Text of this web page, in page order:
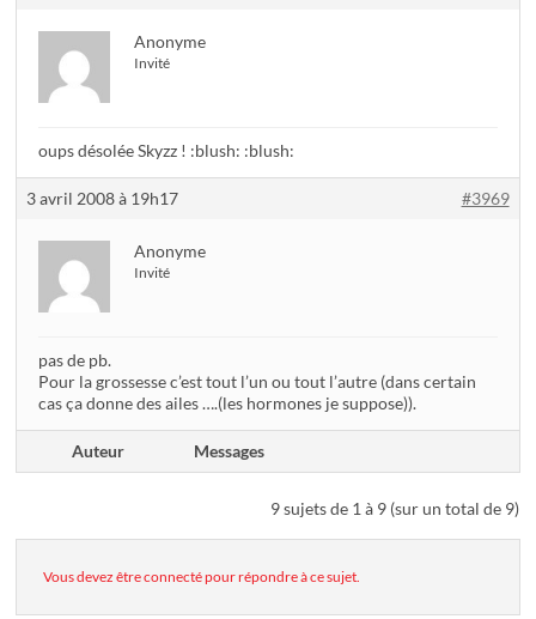
Anonyme
Invité
oups désolée Skyzz ! :blush: :blush:
3 avril 2008 à 19h17 #3969
Anonyme
Invité
pas de pb.
Pour la grossesse c’est tout l’un ou tout l’autre (dans certain
cas ça donne des ailes ….(les hormones je suppose)).
Auteur Messages
9 sujets de 1 à 9 (sur un total de 9)
Vous devez être connecté pour répondre à ce sujet.